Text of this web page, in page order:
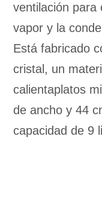
ventilación para
vapor y la
Está fabricado
cristal, un
calientaplatos
de ancho y 44
capacidad de 9